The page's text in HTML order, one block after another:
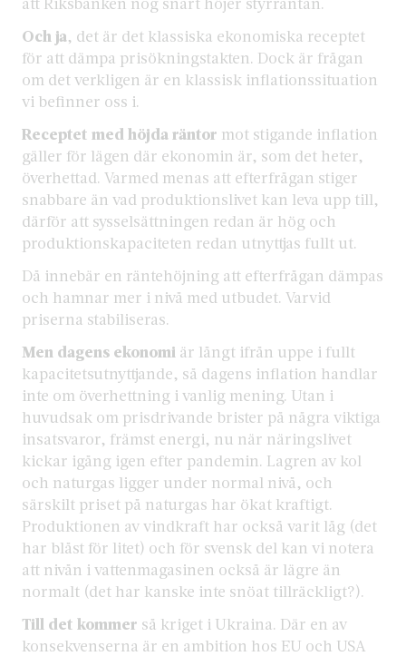
Och ja, det är det klassiska ekonomiska receptet
för att dämpa prisökningstakten. Dock är frågan
om det verkligen är en klassisk inflationssituation
vi befinner oss i.
Receptet med höjda räntor mot stigande inflation
gäller för lägen där ekonomin är, som det heter,
överhettad. Varmed menas att efterfrågan stiger
snabbare än vad produktionslivet kan leva upp till,
därför att sysselsättningen redan är hög och
produktionskapaciteten redan utnyttjas fullt ut.
Då innebär en räntehöjning att efterfrågan dämpas
och hamnar mer i nivå med utbudet. Varvid
priserna stabiliseras.
Men dagens ekonomi är långt ifrån uppe i fullt
kapacitetsutnyttjande, så dagens inflation handlar
inte om överhettning i vanlig mening. Utan i
huvudsak om prisdrivande brister på några viktiga
insatsvaror, främst energi, nu när näringslivet
kickar igång igen efter pandemin. Lagren av kol
och naturgas ligger under normal nivå, och
särskilt priset på naturgas har ökat kraftigt.
Produktionen av vindkraft har också varit låg (det
har blåst för litet) och för svensk del kan vi notera
att nivån i vattenmagasinen också är lägre än
normalt (det har kanske inte snöat tillräckligt?).
Till det kommer så kriget i Ukraina. Där en av
konsekvenserna är en ambition hos EU och USA